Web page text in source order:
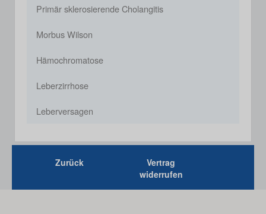
Primär sklerosierende Cholangitis
Morbus Wilson
Hämochromatose
Leberzirrhose
Leberversagen
Zurück
Vertrag
widerrufen